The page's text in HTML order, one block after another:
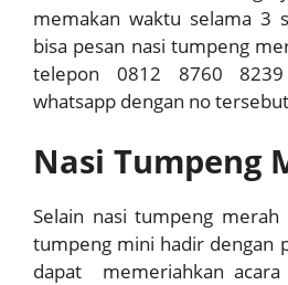
memakan waktu selama 3
bisa pesan nasi tumpeng
telepon 0812 8760 8239
whatsapp dengan no
Nasi Tumpeng
Selain nasi tumpeng merah
tumpeng mini hadir dengan
dapat memeriahkan acara